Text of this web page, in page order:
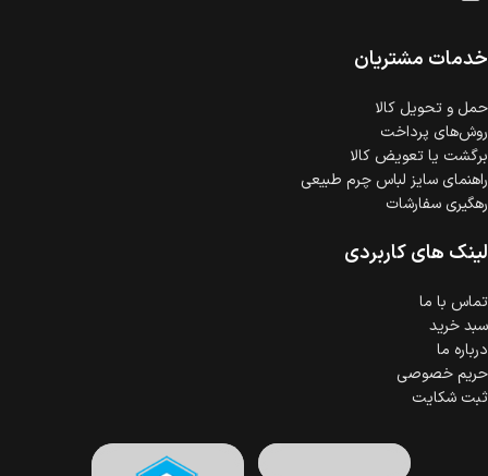
است.
گارانتی معتبر برای تمامی محصولات ارائه می‌شود.
خدمات مشتریان
حمل‌ و تحویل کالا
روش‌های پرداخت
برگشت یا تعویض کالا
راهنمای سایز لباس چرم طبیعی
رهگیری سفارشات
لینک های کاربردی
تماس با ما
سبد خرید
درباره ما
حریم خصوصی
ثبت شکایت